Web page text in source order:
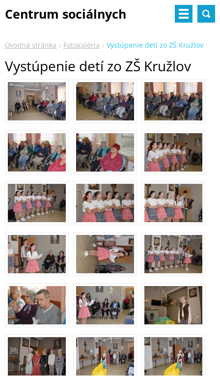
Centrum sociálnych
Úvodná stránka Fotogaléria Vystúpenie detí zo ZŠ Kružlov
Vystúpenie detí zo ZŠ Kružlov